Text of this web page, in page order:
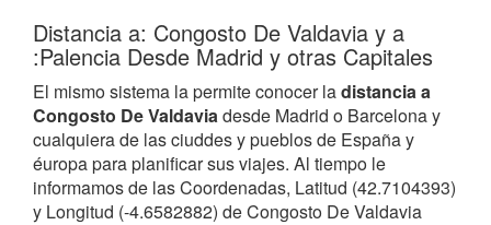
Distancia a: Congosto De Valdavia y a
:Palencia Desde Madrid y otras Capitales
El mismo sistema la permite conocer ladistancia a
Congosto De Valdaviadesde Madrid o Barcelona y
cualquiera de las ciuddes y pueblos de España y
éuropa para planificar sus viajes. Al tiempo le
informamos de las Coordenadas, Latitud (42.7104393)
y Longitud (-4.6582882) de Congosto De Valdavia